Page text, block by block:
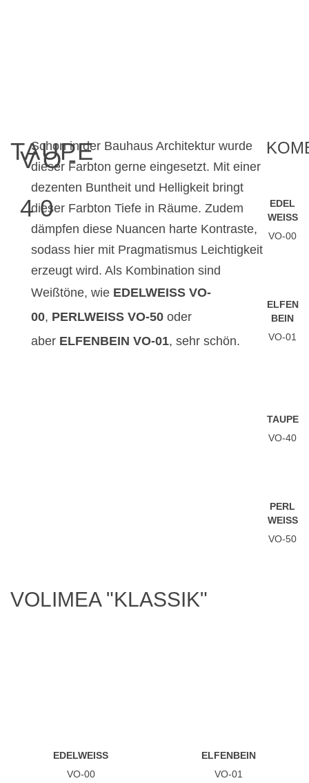
TAUPE
VO-
40
Schon in der Bauhaus Architektur wurde
dieser Farbton gerne eingesetzt. Mit einer
dezenten Buntheit und Helligkeit bringt
dieser Farbton Tiefe in Räume. Zudem
dämpfen diese Nuancen harte Kontraste,
sodass hier mit Pragmatismus Leichtigkeit
erzeugt wird. Als Kombination sind
Weißtöne, wie EDELWEISS VO-0
0 , PERLWEISS VO-50
oder
aber ELFENBEIN VO-01, sehr schön.
EDEL
WEISS
VO-00
ELFEN
BEIN
VO-01
TAUPE
VO-40
PERL
WEISS
VO-50
VOLIMEA "KLASSIK"
EDELWEISS
VO-00
ELFENBEIN
VO-01